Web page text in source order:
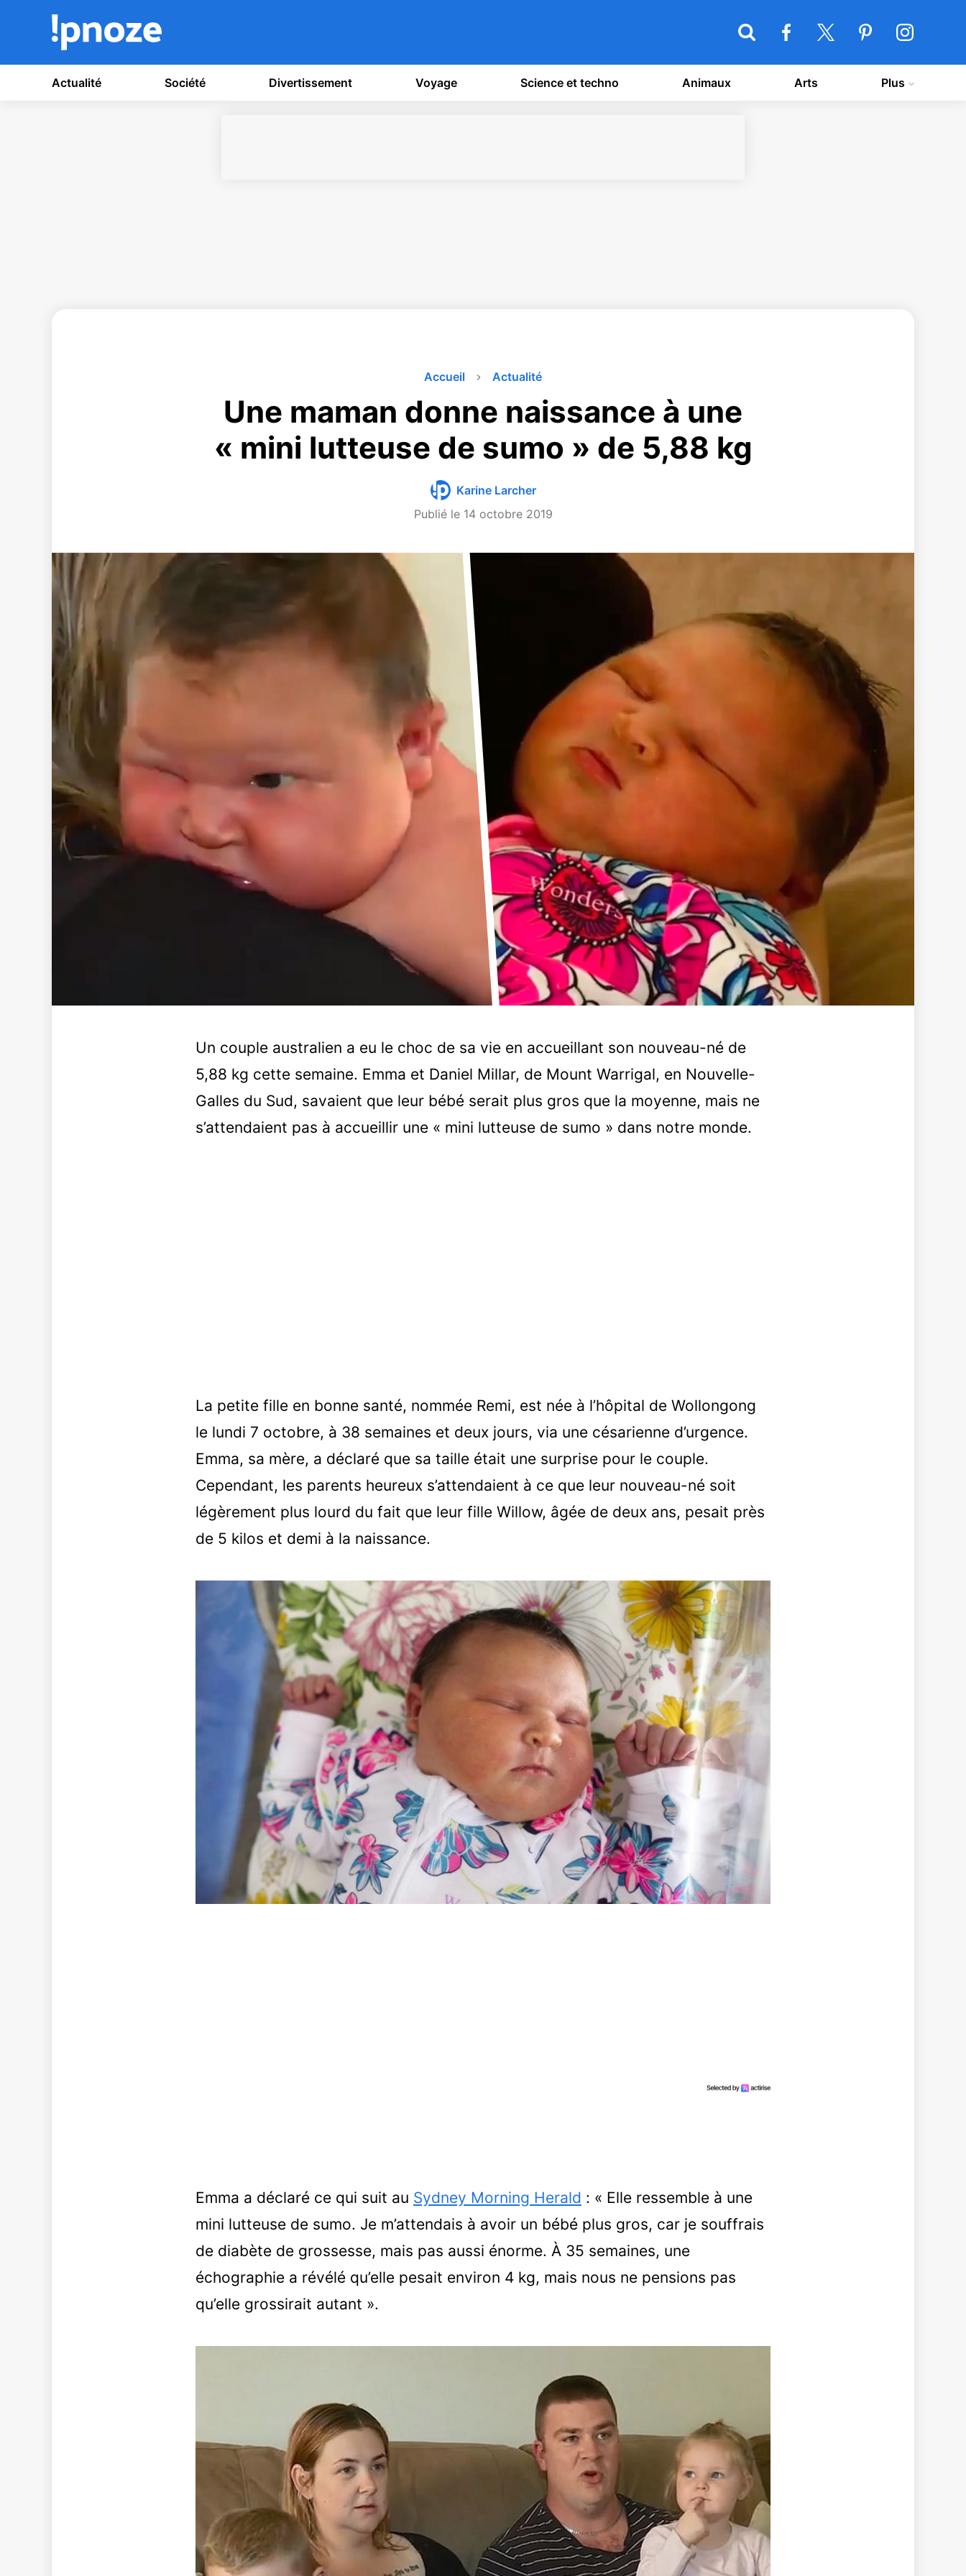
Actualité Société Divertissement Voyage Science et techno Animaux Arts Plus
Accueil Actualité
Une maman donne naissance à une
« mini lutteuse de sumo » de 5,88 kg
Karine Larcher
Publié le 14 octobre 2019
Un couple australien a eu le choc de sa vie en accueillant son nouveau-né de
5,88 kg cette semaine. Emma et Daniel Millar, de Mount Warrigal, en Nouvelle-
Galles du Sud, savaient que leur bébé serait plus gros que la moyenne, mais ne
s’attendaient pas à accueillir une « mini lutteuse de sumo » dans notre monde.
La petite fille en bonne santé, nommée Remi, est née à l’hôpital de Wollongong
le lundi 7 octobre, à 38 semaines et deux jours, via une césarienne d’urgence.
Emma, sa mère, a déclaré que sa taille était une surprise pour le couple.
Cependant, les parents heureux s’attendaient à ce que leur nouveau-né soit
légèrement plus lourd du fait que leur fille Willow, âgée de deux ans, pesait près
de 5 kilos et demi à la naissance.
Emma a déclaré ce qui suit au Sydney Morning Herald : « Elle ressemble à une
mini lutteuse de sumo. Je m’attendais à avoir un bébé plus gros, car je souffrais
de diabète de grossesse, mais pas aussi énorme. À 35 semaines, une
échographie a révélé qu’elle pesait environ 4 kg, mais nous ne pensions pas
qu’elle grossirait autant ».